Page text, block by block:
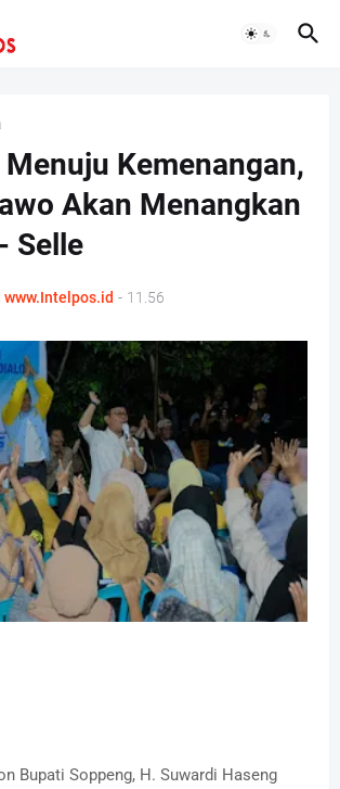
Menuju Kemenangan,
Akan Menangkan
Selle
www.Intelpos.id - 11.56
Bupati Soppeng, H. Suwardi Haseng